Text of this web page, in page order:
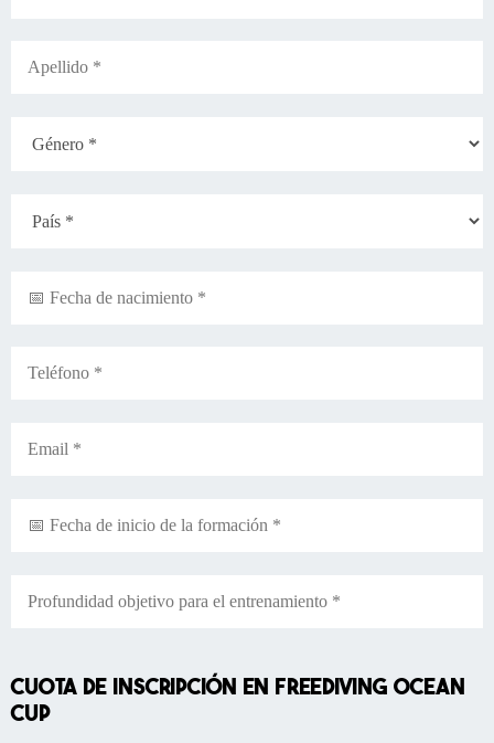
CUOTA DE INSCRIPCIÓN EN FREEDIVING OCEAN
CUP